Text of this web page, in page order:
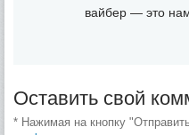
вайбер — это
Оставить свой
* Нажимая на кнопку